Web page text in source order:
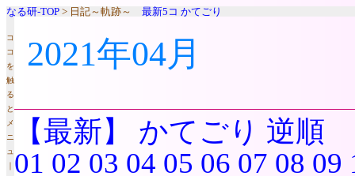
なる研-TOP > 日記～軌跡～ 最新5コ かてごり
コ
コ
を
触
る
と
メ
ニ
ュ
｜
2021年04月
【最新】 かてごり 逆順
01 02 03 04 05 06 07 08 09